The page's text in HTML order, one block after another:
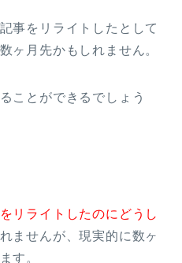
事をリライトしたとして
ヶ月先かもしれません。
ことができるでしょう
リライトしたのにどうし
ませんが、現実的に数ヶ
す。